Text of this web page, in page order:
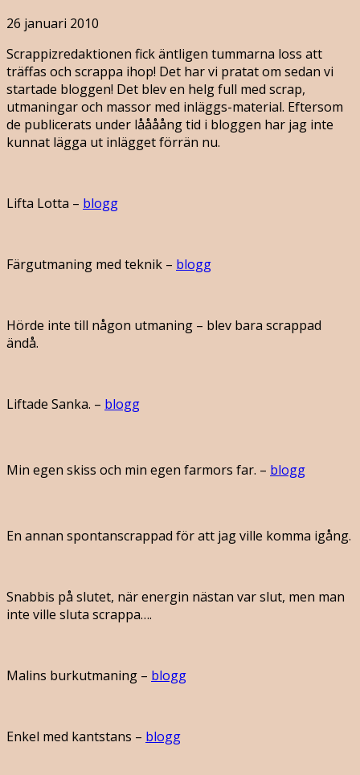
26 januari 2010
Scrappizredaktionen fick äntligen tummarna loss att
träffas och scrappa ihop! Det har vi pratat om sedan vi
startade bloggen! Det blev en helg full med scrap,
utmaningar och massor med inläggs-material. Eftersom
de publicerats under låååång tid i bloggen har jag inte
kunnat lägga ut inlägget förrän nu.
Lifta Lotta – blogg
Färgutmaning med teknik – blogg
Hörde inte till någon utmaning – blev bara scrappad
ändå.
Liftade Sanka. – blogg
Min egen skiss och min egen farmors far. – blogg
En annan spontanscrappad för att jag ville komma igång.
Snabbis på slutet, när energin nästan var slut, men man
inte ville sluta scrappa….
Malins burkutmaning – blogg
Enkel med kantstans – blogg